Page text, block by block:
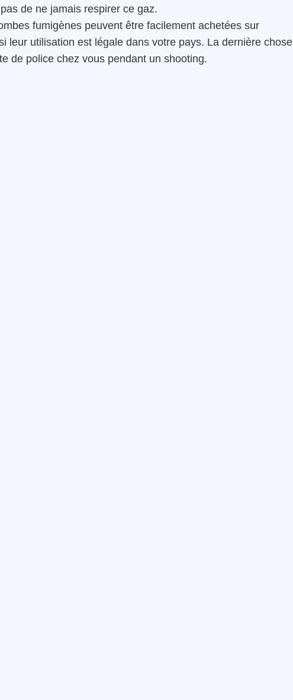
de ne jamais respirer ce gaz.
fumigènes peuvent être facilement achetées sur
leur utilisation est légale dans votre pays. La dernière chose
de police chez vous pendant un shooting.